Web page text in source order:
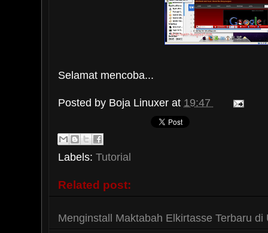
Selamat mencoba...
Posted by Boja Linuxer at 19:47
Labels: Tutorial
Related post:
Menginstall Maktabah Elkirtasse Terbaru di